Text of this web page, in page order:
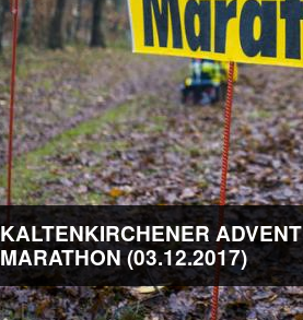
KALTENKIRCHENER ADVENT
MARATHON (03.12.2017)